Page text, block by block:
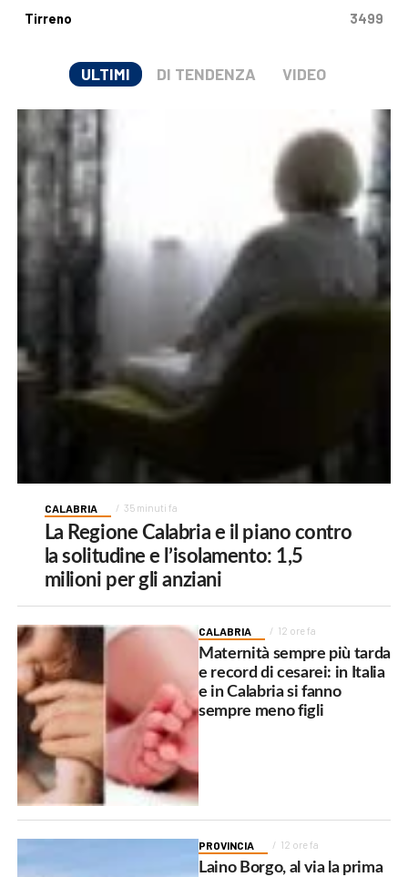
Tirreno
3499
ULTIMI DI TENDENZA VIDEO
CALABRIA 35 minuti fa
La Regione Calabria e il piano contro
la solitudine e l’isolamento: 1,5
milioni per gli anziani
CALABRIA 12 ore fa
Maternità sempre più tarda
e record di cesarei: in Italia
e in Calabria si fanno
sempre meno figli
PROVINCIA 12 ore fa
Laino Borgo, al via la prima